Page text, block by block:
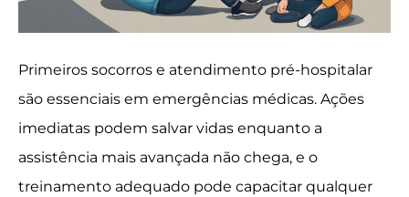
Primeiros socorros e atendimento pré-hospitalar
são essenciais em emergências médicas. Ações
imediatas podem salvar vidas enquanto a
assistência mais avançada não chega, e o
treinamento adequado pode capacitar qualquer